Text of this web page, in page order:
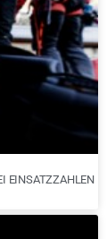
EINSATZZAHLEN